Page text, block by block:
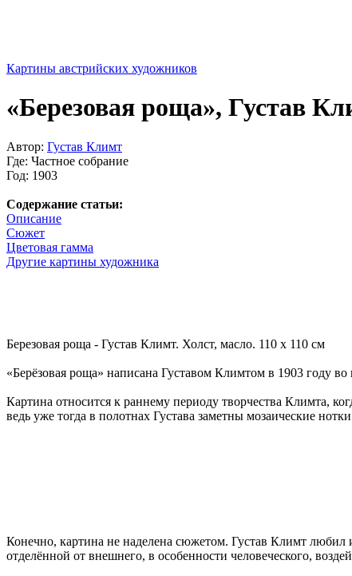
Картины австрийских художников
«Березовая роща», Густав
Автор: Густав Климт
Где: Частное собрание
Год: 1903
Содержание статьи:
Описание
Сюжет
Цветовая гамма
Другие картины художника
Березовая роща - Густав Климт. Холст, масло. 110 x 110 см
«Берёзовая роща» написана Густавом Климтом в 1903 году во
Картина относится к раннему периоду творчества Климта,
ведь уже тогда в полотнах Густава заметны мозаические
Конечно, картина не наделена сюжетом. Густав Климт любил
отделённой от внешнего, в особенности человеческого,